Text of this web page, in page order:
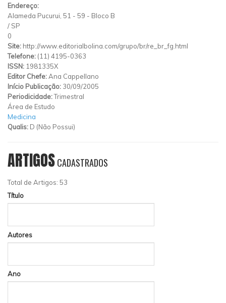
Endereço:
Alameda Pucurui, 51 - 59 - Bloco B
/ SP
0
Site: http://www.editorialbolina.com/grupo/br/re_br_fg.html
Telefone: (11) 4195-0363
ISSN: 1981335X
Editor Chefe:Ana Cappellano
Início Publicação: 30/09/2005
Periodicidade:Trimestral
Área de Estudo
Medicina
Qualis: D (Não Possui)
ARTIGOSCADASTRADOS
Total de Artigos: 53
Título
Autores
Ano